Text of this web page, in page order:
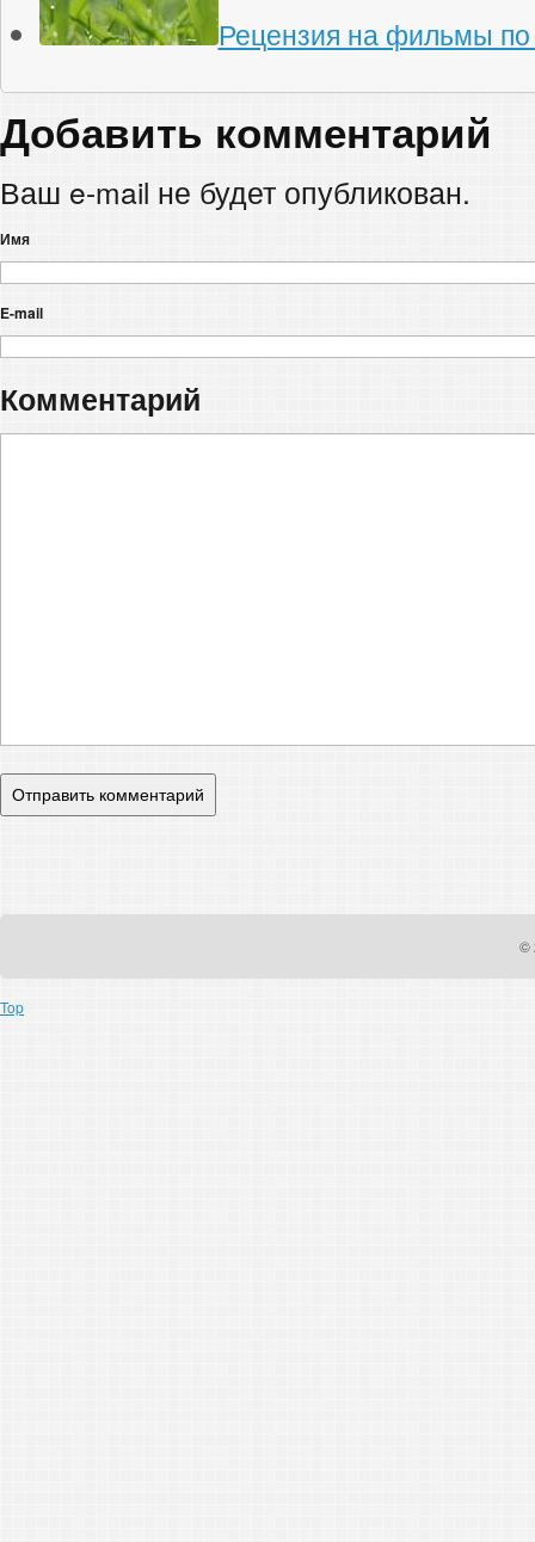
Рецензия на фильмы по
Добавить комментарий
Ваш e-mail не будет опубликован.
Имя
E-mail
Комментарий
©
Top